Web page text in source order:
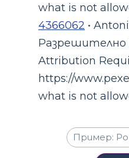
what is not
4366062 •
Разрешително
Attribution
https://
what is not